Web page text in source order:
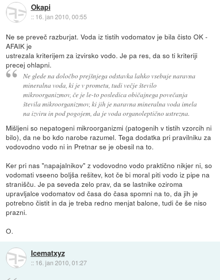
Okapi
:: 16. jan 2010, 00:55
Ne se preveč razburjat. Voda iz tistih vodomatov je bila čisto OK -
AFAIK je
ustrezala kriterijem za izvirsko vodo. Je pa res, da so ti kriteriji
precej ohlapni.
Ne glede na določbo prejšnjega odstavka lahko vsebuje naravna
mineralna voda, ki je v prometu, tudi večje število
mikroorganizmov, če je le-to posledica običajnega povečanja
števila mikroorganizmov, ki jih je naravna mineralna voda imela
na izviru in pod pogojem, da je voda organoleptično ustrezna.
Mišljeni so nepatogeni mikroorganizmi (patogenih v tistih vzorcih ni
bilo), da ne bo kdo narobe razumel. Tega dodatka pri pravilniku za
vodovodno vodo ni in Pretnar se je obesil na to.
Ker pri nas "napajalnikov" z vodovodno vodo praktično nikjer ni, so
vodomati vseeno boljša rešitev, kot če bi moral piti vodo iz pipe na
stranišču. Je pa seveda zelo prav, da se lastnike oziroma
upravljalce vodomatov od časa do časa spomni na to, da jih je
potrebno čistit in da je treba redno menjat balone, tudi če še niso
prazni.
O.
Icematxyz
:: 16. jan 2010, 01:27